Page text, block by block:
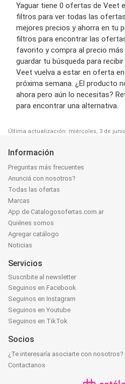
Yaguar tiene 0 ofertas de Veet
filtros para ver todas las
mejores precios y ahorra en tu
filtros para encontrar las
favorito y compra al precio más
guardar tu búsqueda para
Veet vuelva a estar en oferta
próxima semana. ¿El producto
ahora pero aún lo necesitas?
para encontrar una alternativa.
Última actualización: miércoles, 3 de
Información
Preguntas más frecuentes
Anunciá con nosotros?
Todas las ofertas
Marcas
App de Catalogosofertas.com.ar
Quiénes somos
Agregar catálogo
Noticias
Servicios
Suscribite al newsletter
Seguinos en Facebook
Seguinos en Instagram
Seguinos en Youtube
Seguinos en TikTok
Socios
¿Te interesaría asociarte con nosotros?
Contactanos